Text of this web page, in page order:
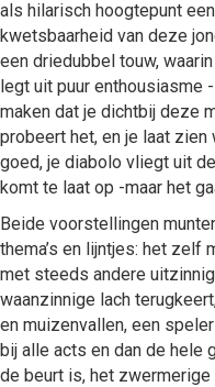
als hilarisch hoogtepunt
kwetsbaarheid van deze
een driedubbel touw,
legt uit puur enthousiasme
maken dat je dichtbij deze
probeert het, en je laat zien
goed, je diabolo vliegt uit
komt te laat op -maar het
Beide voorstellingen
thema’s en lijntjes: het zelf
met steeds andere
waanzinnige lach
en muizenvallen, een
bij alle acts en dan de hele
de beurt is, het